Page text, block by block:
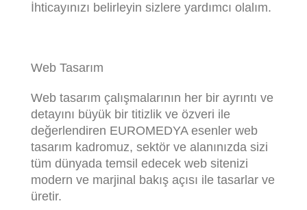
İhticayınızı belirleyin sizlere yardımcı olalım.
Web Tasarım
Web tasarım çalışmalarının her bir ayrıntı ve
detayını büyük bir titizlik ve özveri ile
değerlendiren EUROMEDYA esenler web
tasarım kadromuz, sektör ve alanınızda sizi
tüm dünyada temsil edecek web sitenizi
modern ve marjinal bakış açısı ile tasarlar ve
üretir.